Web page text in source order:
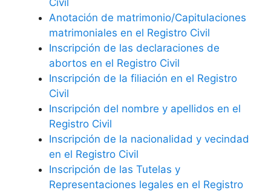
Civil
Anotación de matrimonio/Capitulaciones
matrimoniales en el Registro Civil
Inscripción de las declaraciones de
abortos en el Registro Civil
Inscripción de la filiación en el Registro
Civil
Inscripción del nombre y apellidos en el
Registro Civil
Inscripción de la nacionalidad y vecindad
en el Registro Civil
Inscripción de las Tutelas y
Representaciones legales en el Registro